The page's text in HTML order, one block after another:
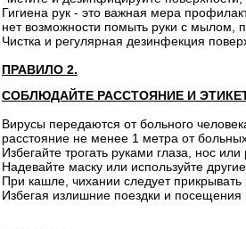
Гигиена рук - это важная мера
нет возможности помыть руки с мылом,
Чистка и регулярная дезинфекция
ПРАВИЛО 2.
СОБЛЮДАЙТЕ РАССТОЯНИЕ И
Вирусы передаются от больного
расстояние не менее 1 метра от
Избегайте трогать руками глаза, нос
Надевайте маску или используйте
При кашле, чихании следует
Избегая излишние поездки и